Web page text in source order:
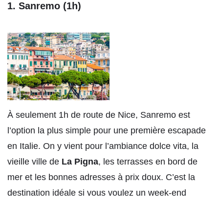
1. Sanremo (1h)
À seulement 1h de route de Nice, Sanremo est
l’option la plus simple pour une première escapade
en Italie. On y vient pour l’ambiance dolce vita, la
vieille ville de La Pigna, les terrasses en bord de
mer et les bonnes adresses à prix doux. C’est la
destination idéale si vous voulez un week-end